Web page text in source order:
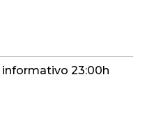
23:00h